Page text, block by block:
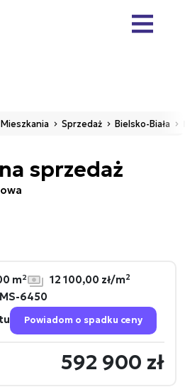
Mieszkania Sprzedaż Bielsko-Biała
sprzedaż
m² 12 100,00 zł/m2
6450
Powiadom o spadku ceny
592 900 zł